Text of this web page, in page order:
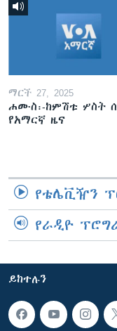
ማርች 27, 2025
ሐሙስ፡-ከምሽቱ ሦስት
የአማርኛ ዜና
የቴሌቪዥን
የራዲዮ
ይከተሉን